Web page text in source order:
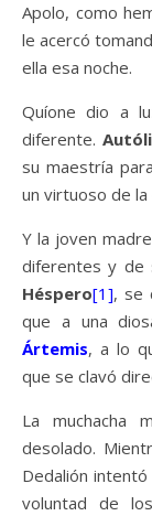
Apolo, como
le acercó
ella esa noche.
Quíone dio a
diferente.
su maestría
un virtuoso de
Y la joven
diferentes y de
Héspero[1], se
que a una
Ártemis, a lo
que se clavó
La muchacha
desolado.
Dedalión
voluntad de